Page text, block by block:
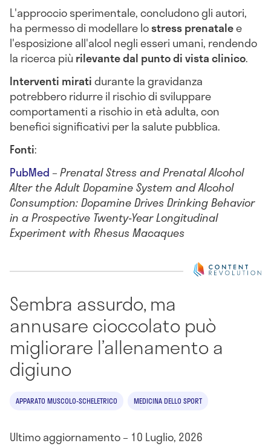
L'approccio sperimentale, concludono gli autori,
ha permesso di modellare lostress prenatalee
l'esposizione all'alcol negli esseri umani, rendendo
la ricerca più rilevante dal punto di vista clinico.
Interventi miratidurante la gravidanza
potrebbero ridurre il rischio di sviluppare
comportamenti a rischio in età adulta, con
benefici significativi per la salute pubblica.
Fonti:
PubMed –Prenatal Stress and Prenatal Alcohol
Alter the Adult Dopamine System and Alcohol
Consumption: Dopamine Drives Drinking Behavior
in a Prospective Twenty-Year Longitudinal
Experiment with Rhesus Macaques
Sembra assurdo, ma
annusare cioccolato può
migliorare l’allenamento a
digiuno
APPARATO MUSCOLO-SCHELETRICO MEDICINA DELLO SPORT
Ultimo aggiornamento – 10 Luglio, 2026